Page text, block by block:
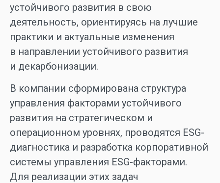
устойчивого развития в свою
деятельность, ориентируясь на лучшие
практики и актуальные изменения
в направлении устойчивого развития
и декарбонизации.
В компании сформирована структура
управления факторами устойчивого
развития на стратегическом и
операционном уровнях, проводятся ESG-
диагностика и разработка корпоративной
системы управления ESG-факторами.
Для реализации этих задач